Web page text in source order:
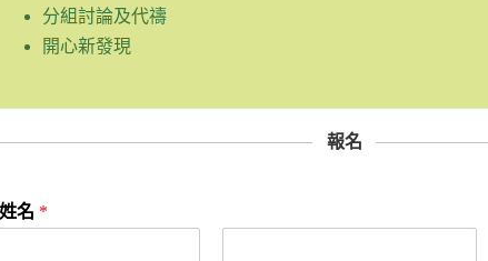
分組討論及代禱
開心新發現
報名
名 *